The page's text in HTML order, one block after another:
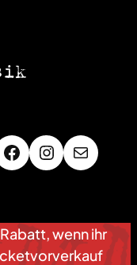
Facebook Instagram E-Mail
wenn ihr